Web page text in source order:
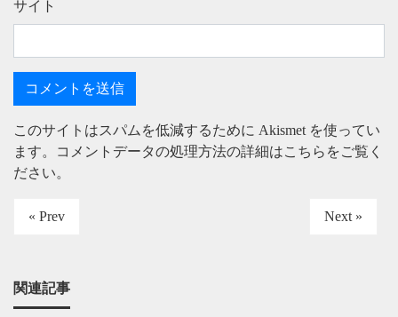
サイト
このサイトはスパムを低減するために Akismet を使ってい
ます。
コメントデータの処理方法の詳細はこちらをご覧く
ださい。
« Prev Next »
関連記事